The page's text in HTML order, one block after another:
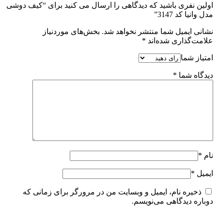
اولین نفری باشید که دیدگاهی را ارسال می کنید برای “کیف دوشی
مدل وانیا کد 3147”
نشانی ایمیل شما منتشر نخواهد شد. بخش‌های موردنیاز
علامت‌گذاری شده‌اند *
امتیاز شما
دیدگاه شما *
نام *
ایمیل *
ذخیره نام، ایمیل و وبسایت من در مرورگر برای زمانی که
دوباره دیدگاهی می‌نویسم.